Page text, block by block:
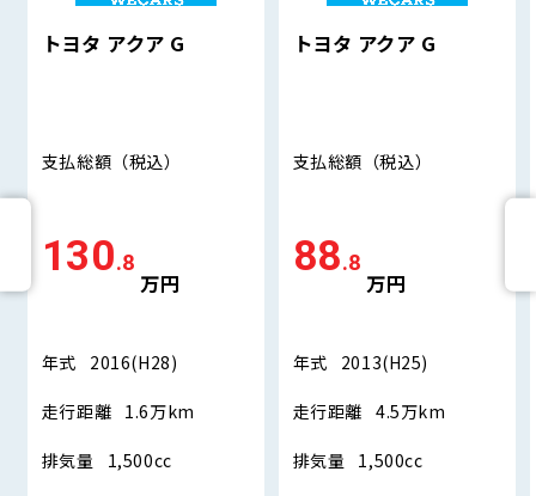
トヨタ アクア G
支払総額 （税込）
130.8
万円
年式 2016(H28)
走行距離 1.6万km
排気量 1,500cc
トヨタ アクア G
支払総額 （税込）
88.8
万円
年式 2013(H25)
走行距離 4.5万km
排気量 1,500cc